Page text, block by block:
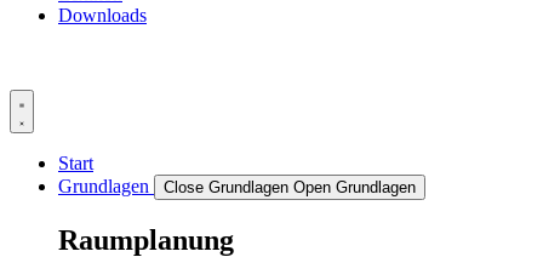
Downloads
Start
Grundlagen
Close Grundlagen Open Grundlagen
Raumplanung